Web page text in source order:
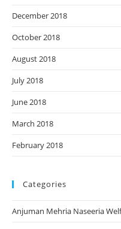
December 2018
October 2018
August 2018
July 2018
June 2018
March 2018
February 2018
Categories
Anjuman Mehria Naseeria